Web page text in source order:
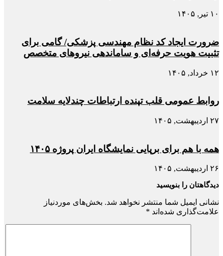
۱۰ تیر, ۱۴۰۵
ضرورت ایجاد کد نظام مهندسی پزشکی/ گامی برای
تثبیت هویت حرفه‌ای و ساماندهی نیروهای متخصص
۱۲ خرداد, ۱۴۰۵
روابط عمومی قلب تپنده ارتباطات چندلایه سلامت
۲۷ اردیبهشت, ۱۴۰۵
همه با هم برای برپایی نمایشگاه ایران پروژه ۱۴۰۵
۲۶ اردیبهشت, ۱۴۰۵
دیدگاهتان را بنویسید
نشانی ایمیل شما منتشر نخواهد شد. بخش‌های موردنیاز
علامت‌گذاری شده‌اند *